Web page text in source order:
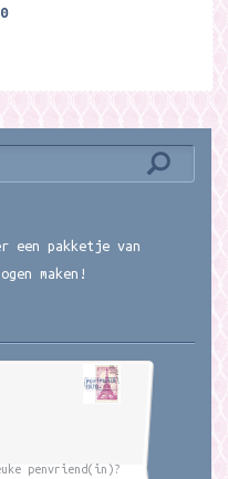
een pakketje van
maken!
penvriend(in)?